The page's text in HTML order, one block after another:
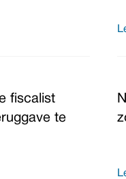
fiscalist
te